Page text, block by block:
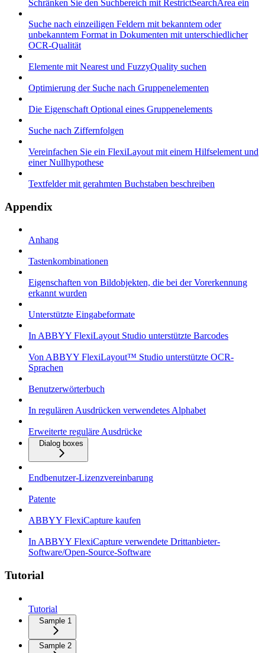
Schränken Sie den Suchbereich mit RestrictSearchArea ein
Suche nach einzeiligen Feldern mit bekanntem oder
unbekanntem Format in Dokumenten mit unterschiedlicher
OCR-Qualität
Elemente mit Nearest und FuzzyQuality suchen
Optimierung der Suche nach Gruppenelementen
Die Eigenschaft Optional eines Gruppenelements
Suche nach Ziffernfolgen
Vereinfachen Sie ein FlexiLayout mit einem Hilfselement und
einer Nullhypothese
Textfelder mit gerahmten Buchstaben beschreiben
Appendix
Anhang
Tastenkombinationen
Eigenschaften von Bildobjekten, die bei der Vorerkennung
erkannt wurden
Unterstützte Eingabeformate
In ABBYY FlexiLayout Studio unterstützte Barcodes
Von ABBYY FlexiLayout™ Studio unterstützte OCR-
Sprachen
Benutzerwörterbuch
In regulären Ausdrücken verwendetes Alphabet
Erweiterte reguläre Ausdrücke
Dialog boxes
Endbenutzer-Lizenzvereinbarung
Patente
ABBYY FlexiCapture kaufen
In ABBYY FlexiCapture verwendete Drittanbieter-
Software/Open-Source-Software
Tutorial
Tutorial
Sample 1
Sample 2